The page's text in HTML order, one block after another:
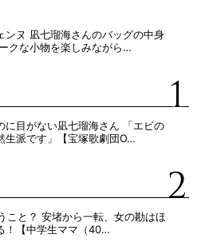
ンヌ 凪七瑠海さんのバッグの中身
クな小物を楽しみながら…
に目がない凪七瑠海さん 「エビの
生派です」【宝塚歌劇団O…
こと？ 安堵から一転、女の勘はほ
！【中学生ママ（40…